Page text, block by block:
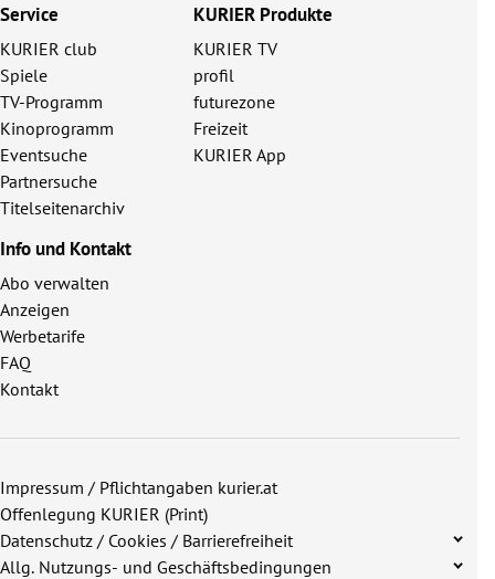
Service
KURIER club
Spiele
TV-Programm
Kinoprogramm
Eventsuche
Partnersuche
Titelseitenarchiv
KURIER Produkte
KURIER TV
profil
futurezone
Freizeit
KURIER App
Info und Kontakt
Abo verwalten
Anzeigen
Werbetarife
FAQ
Kontakt
Impressum / Pflichtangaben kurier.at
Offenlegung KURIER (Print)
Datenschutz / Cookies / Barrierefreiheit
Allg. Nutzungs- und Geschäftsbedingungen